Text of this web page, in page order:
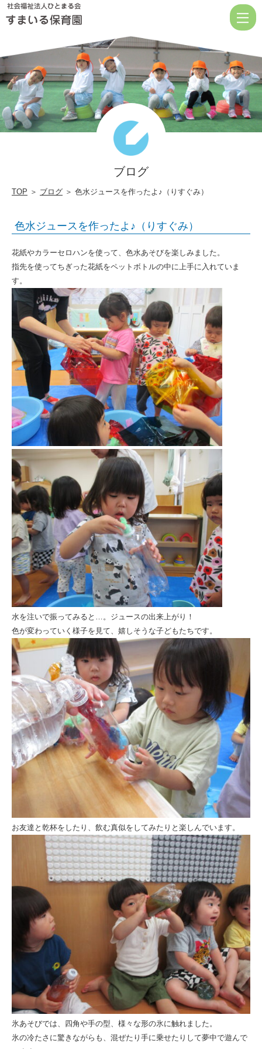
色
水
ジ
ュ
ー
ス
を
た
よ
♪（り
す
ぐ
み）
|
社
会
福
祉
法
人
ひ
と
ま
る
会
ブログ
TOP ＞ ブログ ＞ 色水ジュースを作ったよ♪（りすぐみ）
色水ジュースを作ったよ♪（りすぐみ）
花紙やカラーセロハンを使って、色水あそびを楽しみました。
指先を使ってちぎった花紙をペットボトルの中に上手に入れていま
す。
水を注いで振ってみると…。ジュースの出来上がり！
色が変わっていく様子を見て、嬉しそうな子どもたちです。
お友達と乾杯をしたり、飲む真似をしてみたりと楽しんでいます。
氷あそびでは、四角や手の型、様々な形の氷に触れました。
氷の冷たさに驚きながらも、混ぜたり手に乗せたりして夢中で遊んで